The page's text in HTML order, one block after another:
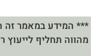
*** המידע במאמר זה
מהווה תחליף לייעוץ